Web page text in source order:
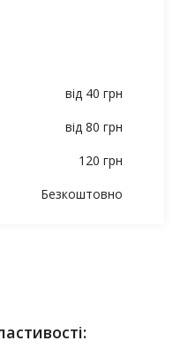
від 40 грн
від 80 грн
120 грн
Безкоштовно